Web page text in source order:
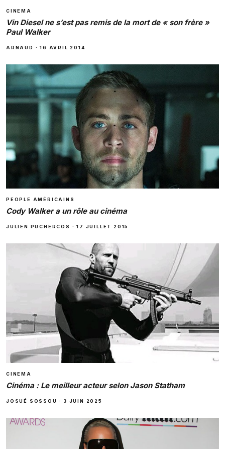
CINEMA
Vin Diesel ne s’est pas remis de la mort de « son frère »
Paul Walker
ARNAUD ·16 AVRIL 2014
PEOPLE AMÉRICAINS
Cody Walker a un rôle au cinéma
JULIEN PUCHERCOS ·17 JUILLET 2015
CINEMA
Cinéma : Le meilleur acteur selon Jason Statham
JOSUÉ SOSSOU · 3 JUIN 2025